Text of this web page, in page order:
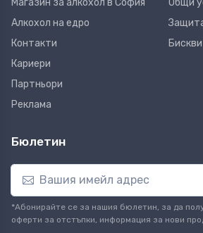
Магазин за алкохол в София
Алкохол на едро
Контакти
Кариери
Партньори
Реклама
Общи
Бюлетин
*Абонирайте се за нашия бюлетин, за да
оферти за отстъпки, информация за нови